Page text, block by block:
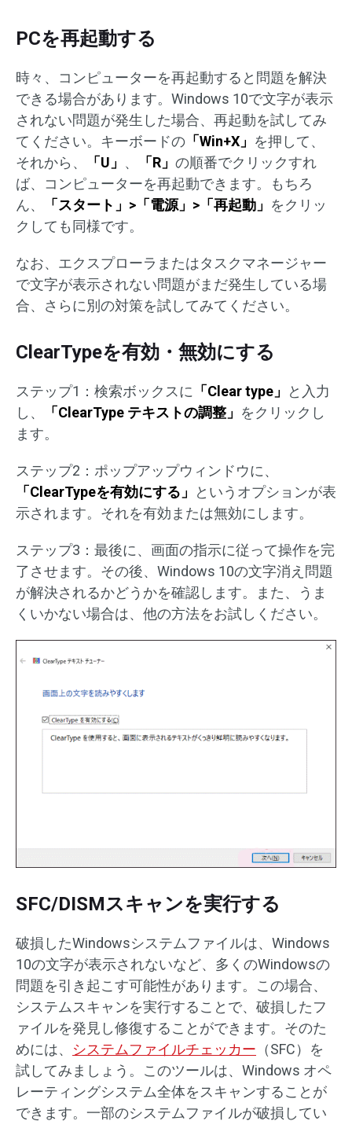
PCを再起動する
時々、コンピューターを再起動すると問題を解決
できる場合があります。Windows 10で文字が表示
されない問題が発生した場合、再起動を試してみ
てください。キーボードの 「Win+X」 を押して、
それから、
「U」 、 「R」 の順番でクリックすれ
ば、コンピューターを再起動できます。もちろ
ん、
「スタート」>「電源」>「再起動」 をクリッ
クしても同様です。
なお、エクスプローラまたはタスクマネージャー
で文字が表示されない問題がまだ発生している場
合、さらに別の対策を試してみてください。
ClearTypeを有効・無効にする
ステップ1：検索ボックスに 「Clear type」
と入力
し、
「ClearType テキストの調整」 をクリックし
ます。
ステップ2：ポップアップウィンドウに、
「ClearTypeを有効にする」
というオプションが表
示されます。それを有効または無効にします。
ステップ3：最後に、画面の指示に従って操作を完
了させます。その後、Windows 10の文字消え問題
が解決されるかどうかを確認します。また、うま
くいかない場合は、他の方法をお試しください。
SFC/DISMスキャンを実行する
破損したWindowsシステムファイルは、Windows
10の文字が表示されないなど、多くのWindowsの
問題を引き起こす可能性があります。この場合、
システムスキャンを実行することで、破損したフ
ァイルを発見し修復することができます。そのた
めには、 システムファイルチェッカー （SFC）を
試してみましょう。このツールは、Windows オペ
レーティングシステム全体をスキャンすることが
できます。一部のシステムファイルが破損してい